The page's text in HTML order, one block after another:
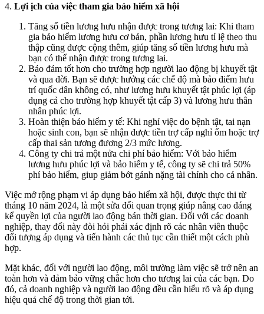
4. Lợi ịch của việc tham gia bảo hiểm xã hội
Tăng số tiền lương hưu nhận được trong tương lai: Khi tham
gia bảo hiểm lương hưu cơ bản, phần lương hưu tỉ lệ theo thu
thập cũng được cộng thêm, giúp tăng số tiền lương hưu mà
bạn có thể nhận được trong tương lai.
Bảo đảm tốt hơn cho trường hợp người lao động bị khuyết tật
và qua đời. Bạn sẽ được hưởng các chế độ mà bảo điểm hưu
trí quốc dân không có, như lương hưu khuyết tật phúc lợi (áp
dụng cả cho trường hợp khuyết tật cấp 3) và lương hưu thân
nhân phúc lợi.
Hoàn thiện bảo hiểm y tế: Khi nghỉ việc do bệnh tật, tai nạn
hoặc sinh con, bạn sẽ nhận được tiền trợ cấp nghỉ ốm hoặc trợ
cấp thai sản tương đương 2/3 mức lương.
Công ty chi trả một nửa chi phí bảo hiểm: Với bảo hiểm
lương hưu phúc lợi và bảo hiểm y tế, công ty sẽ chi trả 50%
phí bảo hiểm, giup giảm bớt gánh nặng tài chính cho cá nhân.
Việc mở rộng phạm vi áp dụng bảo hiểm xã hội, được thực thi từ
tháng 10 năm 2024, là một sửa đổi quan trọng giúp nâng cao đáng
kể quyền lợi của người lao động bán thời gian. Đối với các doanh
nghiệp, thay đổi này đòi hỏi phải xác định rõ các nhân viên thuộc
đối tượng áp dụng và tiến hành các thủ tục cần thiết một cách phù
hợp.
Mặt khác, đối với người lao động, môi trường làm việc sẽ trở nên an
toàn hơn và đảm bảo vững chắc hơn cho tương lai của các bạn. Do
đó, cả doanh nghiệp và người lao động đều cần hiểu rõ và áp dụng
hiệu quả chế độ trong thời gian tới.